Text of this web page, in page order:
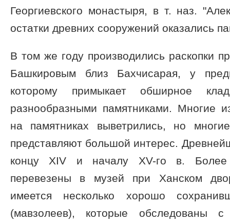
Георгиевского монастыря, в т. наз.
остатки древних сооружений оказались
В том же году производились раскопки
Башкировым близ Бахчисарая, у
которому примыкает обширное
разнообразными памятниками. Многие
на памятниках выветрились, но
представляют большой интерес.
концу XIV и началу XV-гo в. Более
перевезены в музей при Ханском
имеется несколько хорошо
(мавзолеев), которые обследованы с